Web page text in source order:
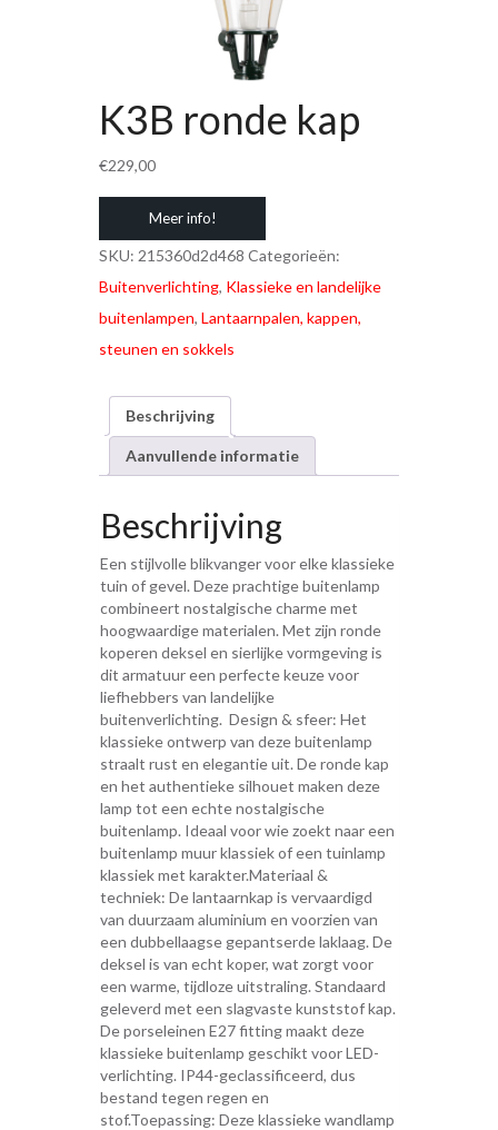
K3B ronde kap
€229,00
Meer info!
SKU: 215360d2d468 Categorieën:
Buitenverlichting, Klassieke en landelijke
buitenlampen, Lantaarnpalen, kappen,
steunen en sokkels
Beschrijving
Aanvullende informatie
Beschrijving
Een stijlvolle blikvanger voor elke klassieke
tuin of gevel. Deze prachtige buitenlamp
combineert nostalgische charme met
hoogwaardige materialen. Met zijn ronde
koperen deksel en sierlijke vormgeving is
dit armatuur een perfecte keuze voor
liefhebbers van landelijke
buitenverlichting. Design & sfeer: Het
klassieke ontwerp van deze buitenlamp
straalt rust en elegantie uit. De ronde kap
en het authentieke silhouet maken deze
lamp tot een echte nostalgische
buitenlamp. Ideaal voor wie zoekt naar een
buitenlamp muur klassiek of een tuinlamp
klassiek met karakter.Materiaal &
techniek: De lantaarnkap is vervaardigd
van duurzaam aluminium en voorzien van
een dubbellaagse gepantserde laklaag. De
deksel is van echt koper, wat zorgt voor
een warme, tijdloze uitstraling. Standaard
geleverd met een slagvaste kunststof kap.
De porseleinen E27 fitting maakt deze
klassieke buitenlamp geschikt voor LED-
verlichting. IP44-geclassificeerd, dus
bestand tegen regen en
stof.Toepassing: Deze klassieke wandlamp